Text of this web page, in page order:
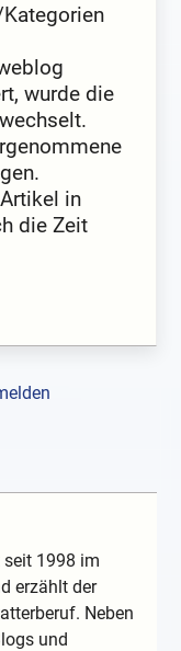
wurde die
in
die Zeit
1998 im
erzählt der
Neben
und